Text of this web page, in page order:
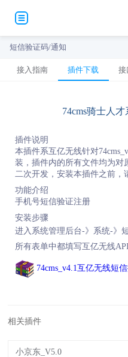
短信验证码/通知
接入指南 插件下载 接
74cms骑士人
插件说明
本插件系互亿无线针对
装，插件内的所有文件均为对
二次开发，安装本插件之前，
功能介绍
手机号短信验证注册
安装步骤
进入系统管理后台-》系统-》
所有表单中都填写互亿无线
74cms_v4.1互亿无线短
相关插件
小京东_V5.0